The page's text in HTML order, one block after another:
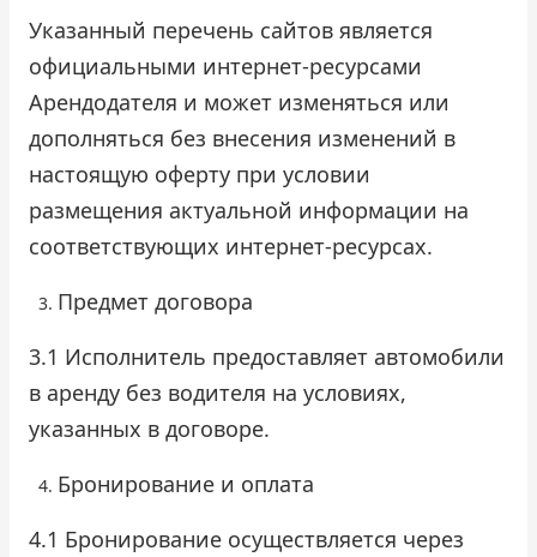
Указанный перечень сайтов является
официальными интернет-ресурсами
Арендодателя и может изменяться или
дополняться без внесения изменений в
настоящую оферту при условии
размещения актуальной информации на
соответствующих интернет-ресурсах.
Предмет договора
3.1 Исполнитель предоставляет автомобили
в аренду без водителя на условиях,
указанных в договоре.
Бронирование и оплата
4.1 Бронирование осуществляется через